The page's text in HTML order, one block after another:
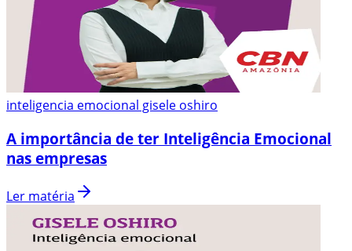
inteligencia emocional gisele oshiro
A importância de ter Inteligência Emocional
nas empresas
Ler matéria